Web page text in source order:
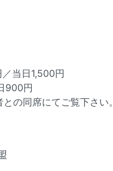
当日1,500円
900円
の同席にてご覧下さい。